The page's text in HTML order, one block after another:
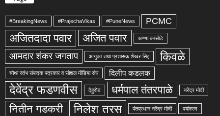
#BreakingNews #PrajechaVikas #PuneNews PCMC
अजितदादा पवार अजित पवार अण्णा बनसोडे
आमदार शंकर जगताप आयुक्त तथा प्रशासक शेखर सिंह किवळे
चौथा स्तंभ संपादक पत्रकार व सोशल मीडिया संघ दिलीप कडलक
देवेंद्र फडणवीस देहुरोड धर्मपाल तंतरपाळे नरेंद्र मोदीं
नितीन गडकरी निलेश तरस पंतप्रधान नरेंद्र मोदी पर्यावरण